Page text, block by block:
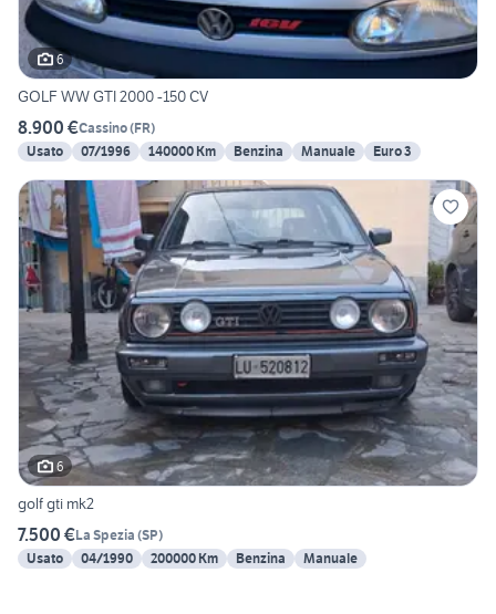
6
GOLF WW GTI 2000 -150 CV
8.900 €Cassino(FR)
Usato
07/1996 140000 Km Benzina Manuale Euro 3
6
golf gti mk2
7.500 €La Spezia (SP)
Usato
04/1990 200000 Km Benzina Manuale